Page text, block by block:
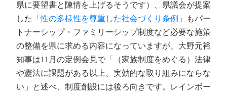
県に要望書と陳情を上げるそうです）、県議会が提案
した「性の多様性を尊重した社会づくり条例 」もパー
トナーシップ・ファミリーシップ制度など必要な施策
の整備を県に求める内容になっていますが、大野元裕
知事は11月の定例会見で「（家族制度をめぐる）法律
や憲法に課題がある以上、実効的な取り組みにならな
い」と述べ、制度創設には後ろ向きです。レインボー